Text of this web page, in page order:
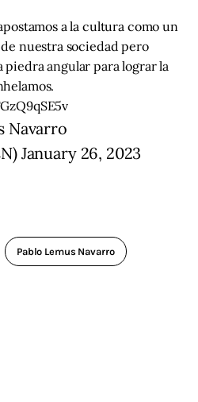
a la cultura como un
nuestra sociedad pero
piedra angular para lograr la
Navarro
January 26, 2023
Pablo Lemus Navarro